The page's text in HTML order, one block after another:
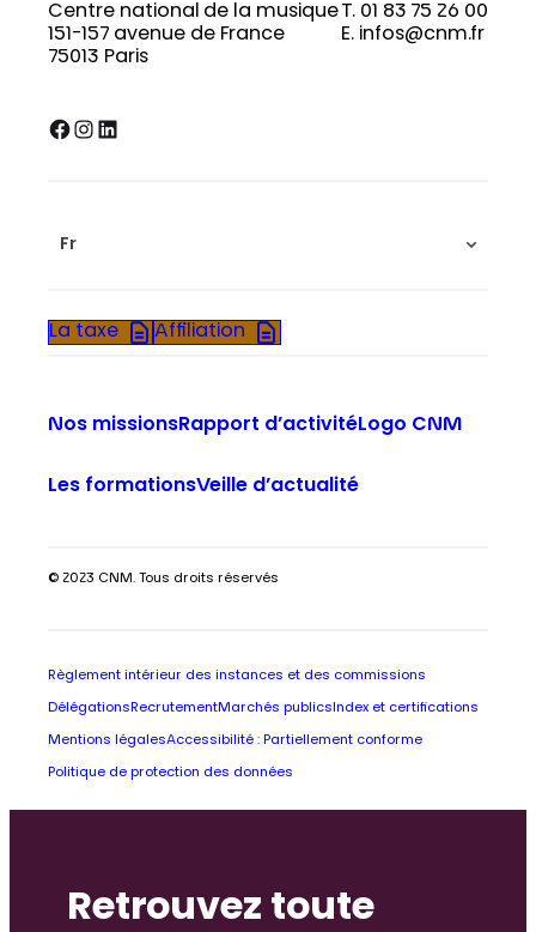
Centre national de la musique
151-157 avenue de France
75013 Paris
T. 01 83 75 26 00
E. infos@cnm.fr
Facebook InstagramLinkedIn
Fr
La taxe Affiliation
Nos missionsRapport d’activitéLogo CNM
Les formationsVeille d’actualité
© 2023 CNM. Tous droits réservés
Règlement intérieur des instances et des commissions
DélégationsRecrutementMarchés publicsIndex et certifications
Mentions légalesAccessibilité : Partiellement conforme
Politique de protection des données
Retrouvez toute